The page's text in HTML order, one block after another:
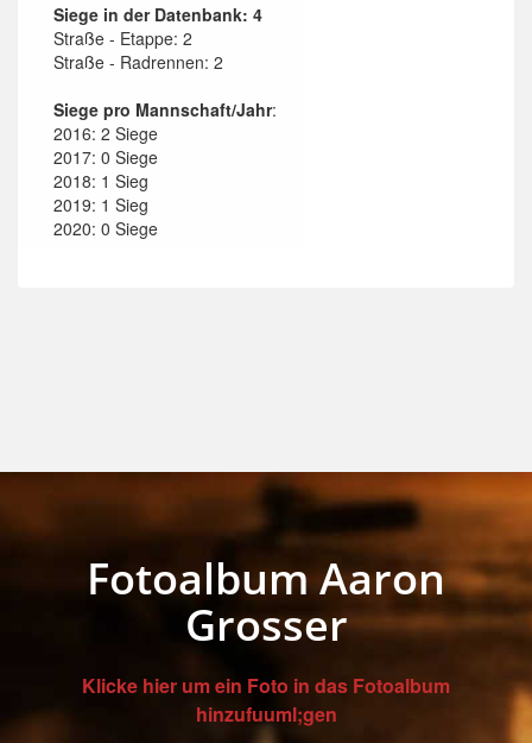
Siege in der Datenbank: 4
Straße - Etappe: 2
Straße - Radrennen: 2
Siege pro Mannschaft/Jahr:
2016: 2 Siege
2017: 0 Siege
2018: 1 Sieg
2019: 1 Sieg
2020: 0 Siege
Fotoalbum Aaron
Grosser
Klicke hier um ein Foto in das Fotoalbum
hinzufuuml;gen